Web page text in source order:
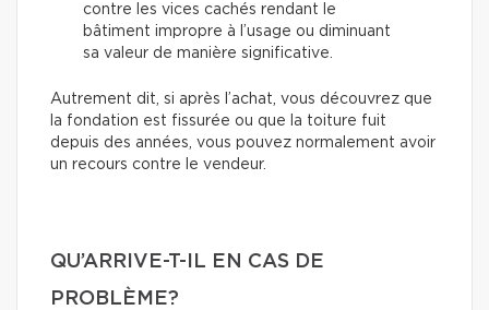
contre les vices cachés rendant le
bâtiment impropre à l’usage ou diminuant
sa valeur de manière significative.
Autrement dit, si après l’achat, vous découvrez que
la fondation est fissurée ou que la toiture fuit
depuis des années, vous pouvez normalement avoir
un recours contre le vendeur.
QU’ARRIVE-T-IL EN CAS DE
PROBLÈME?